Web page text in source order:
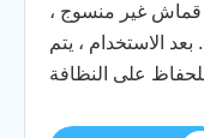
قماش غير منسوج ،
الاستخدام ، يتم